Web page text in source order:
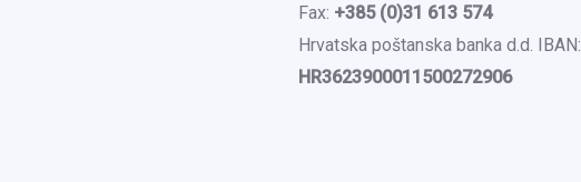
Fax: +385 (0)31 613 574
Hrvatska poštanska banka d.d. IBAN:
HR3623900011500272906